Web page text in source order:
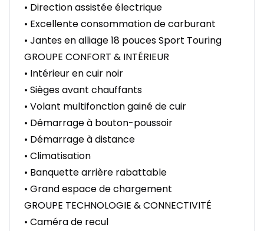
• Direction assistée électrique
• Excellente consommation de carburant
• Jantes en alliage 18 pouces Sport Touring
GROUPE CONFORT & INTÉRIEUR
• Intérieur en cuir noir
• Sièges avant chauffants
• Volant multifonction gainé de cuir
• Démarrage à bouton-poussoir
• Démarrage à distance
• Climatisation
• Banquette arrière rabattable
• Grand espace de chargement
GROUPE TECHNOLOGIE & CONNECTIVITÉ
• Caméra de recul